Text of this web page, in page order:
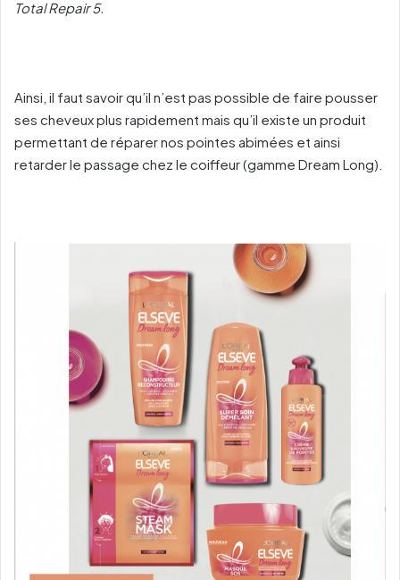
Total Repair 5.
Ainsi, il faut savoir qu’il n’est pas possible de faire pousser
ses cheveux plus rapidement mais qu’il existe un produit
permettant de réparer nos pointes abimées et ainsi
retarder le passage chez le coiffeur (gamme Dream Long).